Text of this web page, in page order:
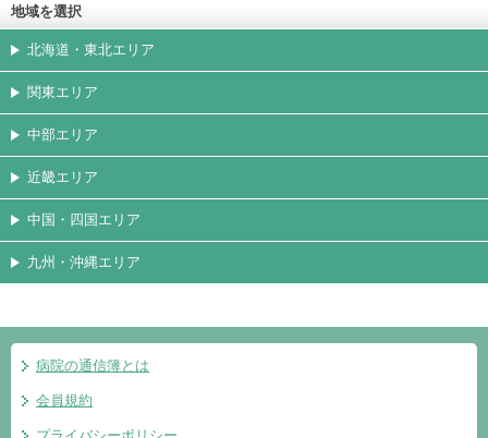
地域を選択
北海道・東北エリア
関東エリア
中部エリア
近畿エリア
中国・四国エリア
九州・沖縄エリア
病院の通信簿とは
会員規約